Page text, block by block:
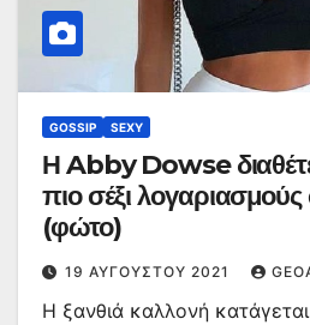
GOSSIP SEXY
Η Abby Dowse
πιο σέξι
(φώτο)
19 ΑΥΓΟΎΣΤΟΥ 2021
Η ξανθιά καλλονή